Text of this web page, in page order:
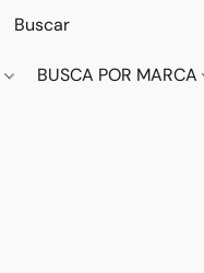
BUSCA POR MARCA